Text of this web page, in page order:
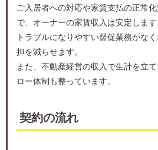
ご入居者への対応や家賃支払の正常
で、オーナーの家賃収入は安定します
トラブルになりやすい督促業務がな
担を減らせます。
また、不動産経営の収入で生計を立
ロー体制も整っています。
契約の流れ